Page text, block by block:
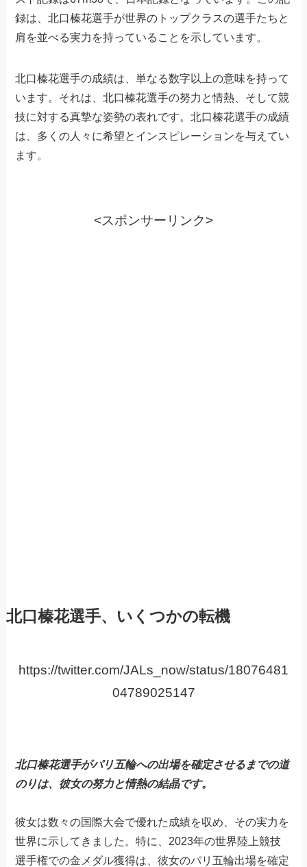
録は、北口榛花選手が世界のトップクラスの選手たちと
肩を並べる実力を持っていることを示しています。
北口榛花選手の成績は、単なる数字以上の意味を持って
います。それは、北口榛花選手の努力と情熱、そして競
技に対する真摯な姿勢の表れです。北口榛花選手の成績
は、多くの人々に希望とインスピレーションを与えてい
ます。
<スポンサーリンク>
北口榛花選手、いくつかの転機
https://twitter.com/JALs_now/status/18076481
04789025147
北口榛花選手がパリ五輪への出場を確定させるまでの道
のりは、彼女の努力と情熱の結晶です。
彼女は数々の国際大会で優れた成績を収め、その実力を
世界に示してきました。特に、2023年の世界陸上競技
選手権での金メダル獲得は、彼女のパリ五輪出場を確定